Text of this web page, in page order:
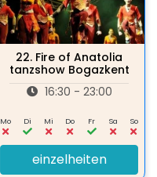
22. Fire of Anatolia
tanzshow Bogazkent
16:30 - 23:00
Mo Di Mi Do Fr Sa So
einzelheiten